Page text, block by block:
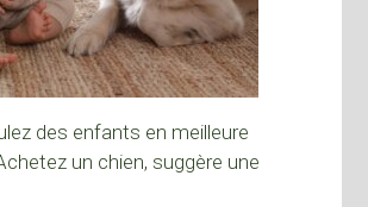
des enfants en meilleure
un chien, suggère une